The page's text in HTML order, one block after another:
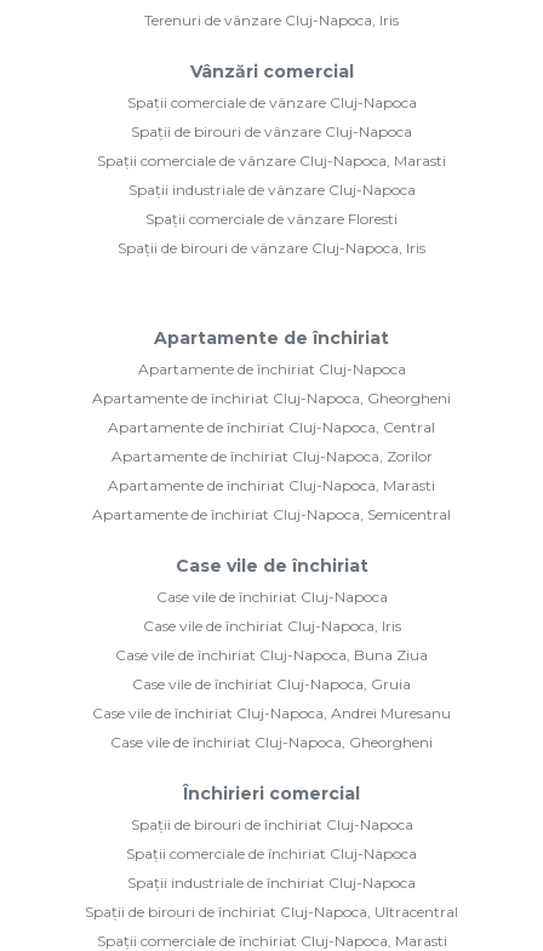
Terenuri de vânzare Cluj-Napoca, Iris
Vânzări comercial
Spații comerciale de vânzare Cluj-Napoca
Spații de birouri de vânzare Cluj-Napoca
Spații comerciale de vânzare Cluj-Napoca, Marasti
Spații industriale de vânzare Cluj-Napoca
Spații comerciale de vânzare Floresti
Spații de birouri de vânzare Cluj-Napoca, Iris
Apartamente de închiriat
Apartamente de închiriat Cluj-Napoca
Apartamente de închiriat Cluj-Napoca, Gheorgheni
Apartamente de închiriat Cluj-Napoca, Central
Apartamente de închiriat Cluj-Napoca, Zorilor
Apartamente de închiriat Cluj-Napoca, Marasti
Apartamente de închiriat Cluj-Napoca, Semicentral
Case vile de închiriat
Case vile de închiriat Cluj-Napoca
Case vile de închiriat Cluj-Napoca, Iris
Case vile de închiriat Cluj-Napoca, Buna Ziua
Case vile de închiriat Cluj-Napoca, Gruia
Case vile de închiriat Cluj-Napoca, Andrei Muresanu
Case vile de închiriat Cluj-Napoca, Gheorgheni
Închirieri comercial
Spații de birouri de închiriat Cluj-Napoca
Spații comerciale de închiriat Cluj-Napoca
Spații industriale de închiriat Cluj-Napoca
Spații de birouri de închiriat Cluj-Napoca, Ultracentral
Spații comerciale de închiriat Cluj-Napoca, Marasti